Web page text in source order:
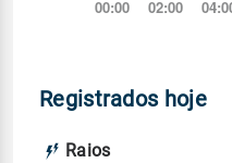
Registrados hoje
Raios